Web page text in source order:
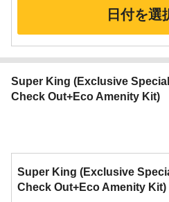
日付を選
Super King (Exclusive
Check Out+Eco Amenity Kit)
Super King (Exclusive
Check Out+Eco Amenity Kit)